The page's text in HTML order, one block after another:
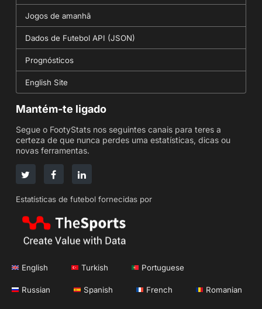
Jogos de amanhã
Dados de Futebol API (JSON)
Prognósticos
English Site
Mantém-te ligado
Segue o FootyStats nos seguintes canais para teres a
certeza de que nunca perdes uma estatísticas, dicas ou
novas ferramentas.
Estatísticas de futebol fornecidas por
English Turkish Portuguese
Russian Spanish French Romanian